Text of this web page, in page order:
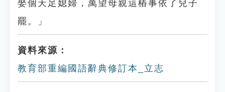
娶個天足媳婦，萬望母親這樁事依了兒子
罷。」
資料來源：
教育部重編國語辭典修訂本_立志